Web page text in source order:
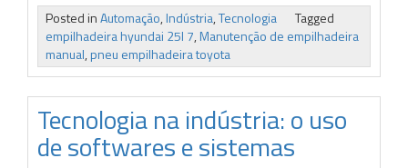
Posted inAutomação,Indústria,Tecnologia
Tagged
empilhadeira hyundai 25l 7,Manutenção de empilhadeira
manual,pneu empilhadeira toyota
Tecnologia na indústria: o uso
de softwares e sistemas